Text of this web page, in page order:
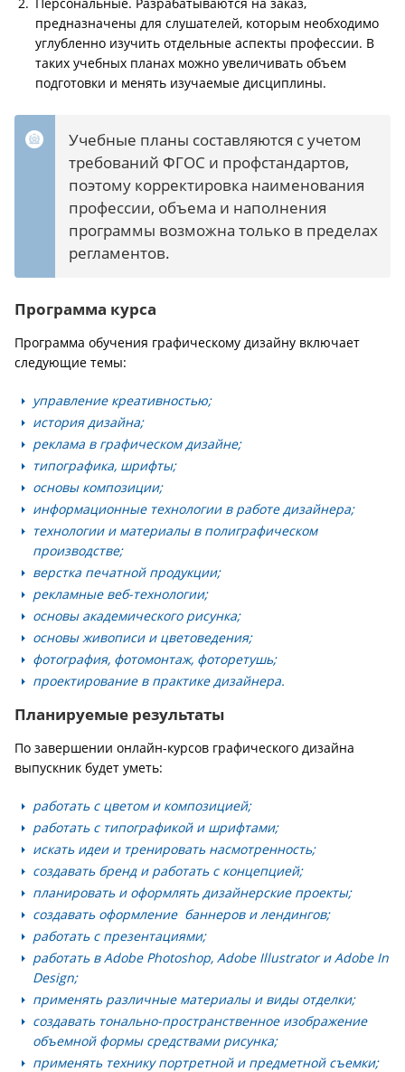
предназначены для слушателей, которым необходимо
углубленно изучить отдельные аспекты профессии. В
таких учебных планах можно увеличивать объем
подготовки и менять изучаемые дисциплины.
Учебные планы составляются с учетом
требований ФГОС и профстандартов,
поэтому корректировка наименования
профессии, объема и наполнения
программы возможна только в пределах
регламентов.
Программа курса
Программа обучения графическому дизайну включает
следующие темы:
управление креативностью;
история дизайна;
реклама в графическом дизайне;
типографика, шрифты;
основы композиции;
информационные технологии в работе дизайнера;
технологии и материалы в полиграфическом
производстве;
верстка печатной продукции;
рекламные веб-технологии;
основы академического рисунка;
основы живописи и цветоведения;
фотография, фотомонтаж, фоторетушь;
проектирование в практике дизайнера.
Планируемые результаты
По завершении онлайн-курсов графического дизайна
выпускник будет уметь:
работать с цветом и композицией;
работать с типографикой и шрифтами;
искать идеи и тренировать насмотренность;
создавать бренд и работать с концепцией;
планировать и оформлять дизайнерские проекты;
создавать оформление баннеров и лендингов;
работать с презентациями;
работать в Adobe Photoshop, Adobe Illustrator и Adobe In
Design;
применять различные материалы и виды отделки;
создавать тонально-пространственное изображение
объемной формы средствами рисунка;
применять технику портретной и предметной съемки;